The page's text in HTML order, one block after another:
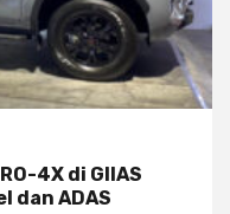
4X di GIIAS
dan ADAS